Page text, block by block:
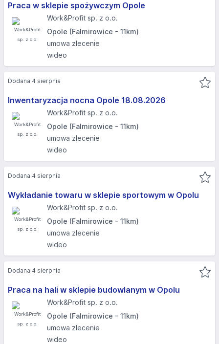
Praca w sklepie spożywczym Opole
Work&Profit sp. z o.o.
Opole (Falmirowice - 11km)
umowa zlecenie
wideo
Inwentaryzacja nocna Opole 18.08.2026​
Work&Profit sp. z o.o.
Opole (Falmirowice - 11km)
umowa zlecenie
wideo
Dodana 4 sierpnia
Wykładanie towaru w sklepie sportowym w Opolu
Work&Profit sp. z o.o.
Opole (Falmirowice - 11km)
umowa zlecenie
wideo
Dodana 4 sierpnia
Praca na hali w sklepie budowlanym w Opolu
Work&Profit sp. z o.o.
Opole (Falmirowice - 11km)
umowa zlecenie
wideo
Dodana 4 sierpnia